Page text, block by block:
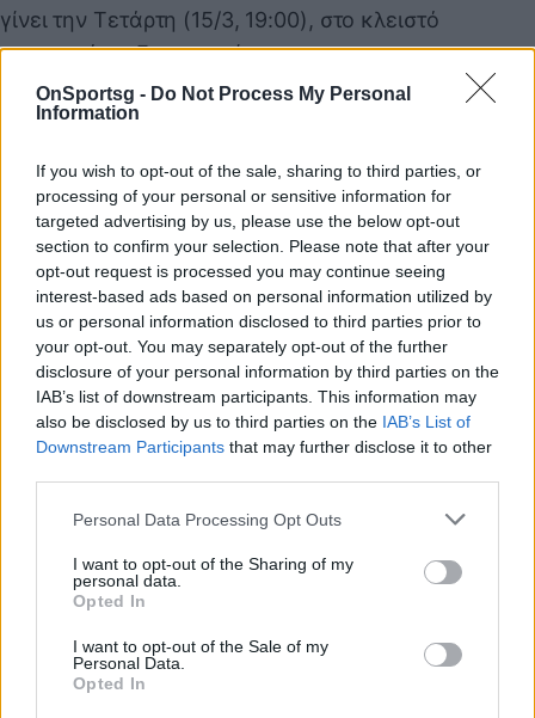
OnSportsg - Do Not Process My Personal
Information
If you wish to opt-out of the sale, sharing to third parties, or
processing of your personal or sensitive information for
targeted advertising by us, please use the below opt-out
section to confirm your selection. Please note that after your
opt-out request is processed you may continue seeing
interest-based ads based on personal information utilized by
us or personal information disclosed to third parties prior to
your opt-out. You may separately opt-out of the further
disclosure of your personal information by third parties on the
IAB’s list of downstream participants. This information may
also be disclosed by us to third parties on the IAB’s List of
Downstream Participants that may further disclose it to other
Personal Data Processing Opt Outs
I want to opt-out of the Sharing of my
personal data.
Opted In
I want to opt-out of the Sale of my
Personal Data.
Opted In
γίνει την Τετάρτη (15/3, 19:00), στο κλειστό
γυμναστήριο Επταπυργίου.
Τα αποτελέσματα των α΄ αγώνων των πλέι-άουτ:
νίκες)
Εύνικος-Παναθλητικός Συκεών 71-55 (2-1 νίκες)
Παιχνίδι από παντού στη Novibet με το
νέο Mobile App
Μπάσκετ Γυναικών
COMMENTS
Συνδεθείτε για να σχολιάσετε